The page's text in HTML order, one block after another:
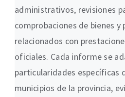
administrativos, revisiones
comprobaciones de bienes
relacionados con
oficiales. Cada informe se
particularidades específicas
municipios de la provincia,